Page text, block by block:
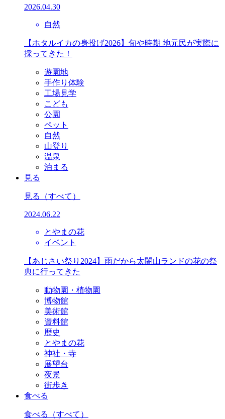
2026.04.30
自然
【ホタルイカの身投げ2026】旬や時期 地元民が実際に
採ってきた！
遊園地
手作り体験
工場見学
こども
公園
ペット
自然
山登り
温泉
泊まる
見る
見る （すべて）
2024.06.22
とやまの花
イベント
【あじさい祭り2024】雨だから太閤山ランドの花の祭
典に行ってきた
動物園・植物園
博物館
美術館
資料館
歴史
とやまの花
神社・寺
展望台
夜景
街歩き
食べる
食べる （すべて）